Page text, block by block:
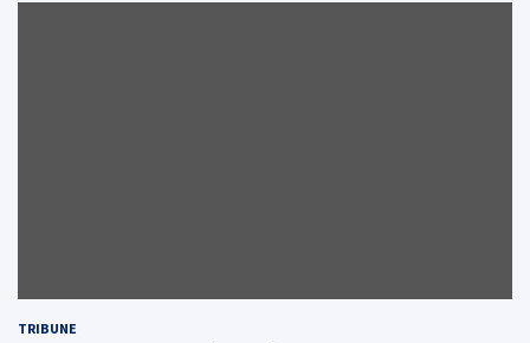
TRIBUNE